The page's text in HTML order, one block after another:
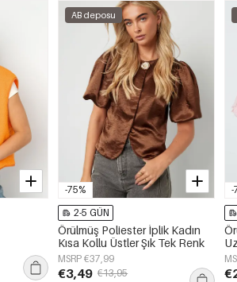
-75%
AB deposu
2-5 GÜN
Örülmüş Poliester İplik Kadın
Kısa Kollu Üstler Şık Tek Renk
MSRP €37,99
€3,49 €13,95
-